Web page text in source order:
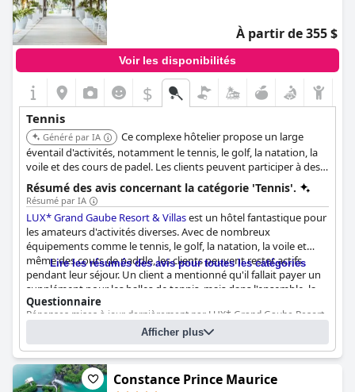
À partir de 355 $
Voir les disponibilités
$
Tennis
Généré par IA
Ce complexe hôtelier propose un large
éventail d'activités, notamment le tennis, le golf, la natation, la
voile et des cours de padel. Les clients peuvent participer à des
tournois et des stages de tennis organisés par le club de tennis
local.
Résumé des avis concernant la catégorie 'Tennis'.
Résumé par IA
LUX* Grand Gaube Resort & Villasest un hôtel fantastique pour
les amateurs d'activités diverses. Avec de nombreux
équipements comme le tennis, le golf, la natation, la voile et
même des cours de paddle, les clients peuvent rester actifs
pendant leur séjour. Un client a mentionné qu'il fallait payer un
supplément pour les balles de tennis, mais dans l'ensemble, la
variété des activités a été saluée. Un jeune marié aurait souhaité
un peu plus d'attention aux détails pour les activités de la lune
de miel, mais le court de tennis de l'hôtel n'a pas été mentionné.
Dans l'ensemble, l'hôtel offre un grand choix d'activités pour
que les clients puissent profiter de leur séjour sur l'île.
Lire les résumés des avis pour toutes les catégories
Questionnaire
Réponses mises à jour dernièrement par LUX* Grand Gaube Resort
Nombre de courts de tennis 4
Nombre de courts de tennis intérieurs/couverts
Nombre de courts de tennis éclairés 4
Afficher plus
Constance Prince Maurice